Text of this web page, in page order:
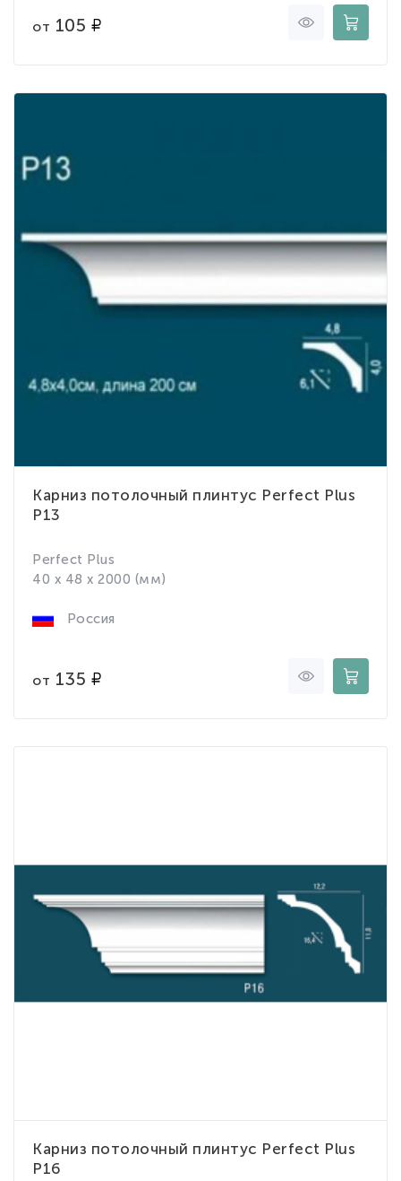
от 105
Карниз потолочный плинтус Perfect Plus
P13
Perfect Plus
40 x 48 x 2000 (мм)
Россия
от 135
Карниз потолочный плинтус Perfect Plus
P16